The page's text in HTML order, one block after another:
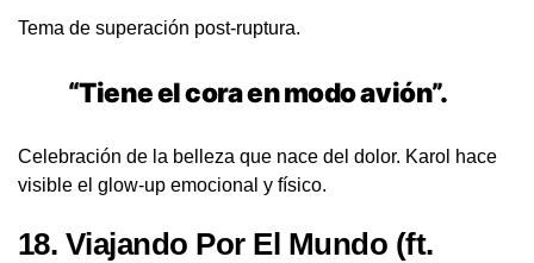
Tema de superación post-ruptura.
“Tiene el cora en modo avión”.
Celebración de la belleza que nace del dolor. Karol hace
visible el glow-up emocional y físico.
18. Viajando Por El Mundo (ft.